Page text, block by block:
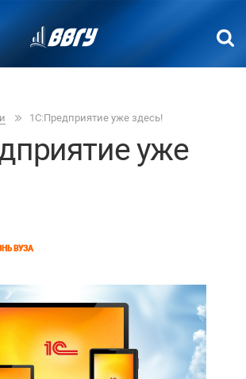
1C:Предприятие уже здесь!
уже
ВУЗА